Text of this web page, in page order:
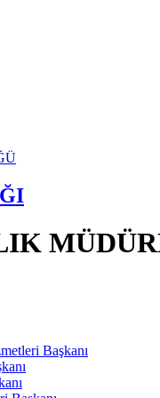
Başkanı